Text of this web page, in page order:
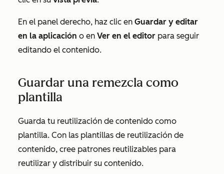
En el panel derecho, haz clic en Guardar y editar
en la aplicación o en Ver en el editor para seguir
editando el contenido.
Guardar una remezcla como
plantilla
Guarda tu reutilización de contenido como
plantilla. Con las plantillas de reutilización de
contenido, cree patrones reutilizables para
reutilizar y distribuir su contenido.